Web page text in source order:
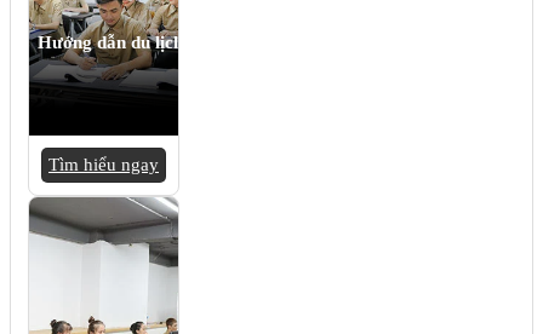
Hướng dẫn du lịch
Tìm hiểu ngay